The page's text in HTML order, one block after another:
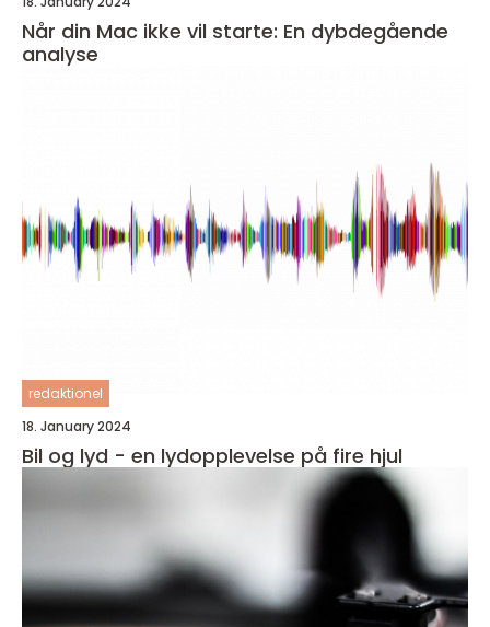
Når din Mac ikke vil starte: En dybdegående
analyse
redaktionel
18. January 2024
Bil og lyd - en lydopplevelse på fire hjul